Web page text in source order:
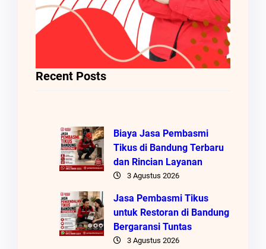
Recent Posts
Biaya Jasa Pembasmi
Tikus di Bandung Terbaru
dan Rincian Layanan
3 Agustus 2026
Jasa Pembasmi Tikus
untuk Restoran di Bandung
Bergaransi Tuntas
3 Agustus 2026